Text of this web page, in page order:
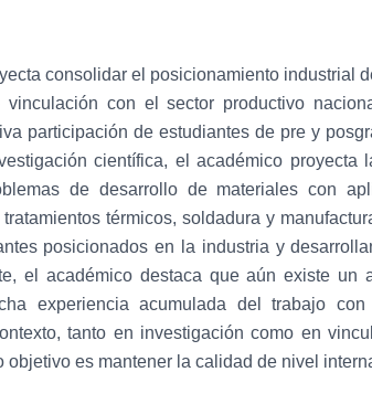
consolidar el posicionamiento industrial
con el sector productivo
participación de estudiantes de pre y
científica, el académico proyecta
de desarrollo de materiales con
térmicos, soldadura y
posicionados en la industria y
el académico destaca que aún existe un
experiencia acumulada del trabajo
tanto en investigación como en
objetivo es mantener la calidad de nivel